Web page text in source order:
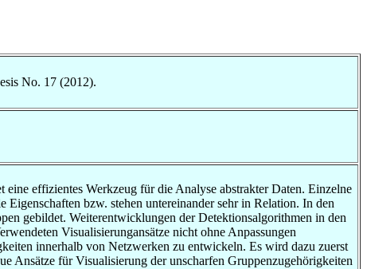
No. 17 (2012).
effizientes Werkzeug für die Analyse abstrakter Daten. Einzelne
bzw. stehen untereinander sehr in Relation. In den
gebildet. Weiterentwicklungen der Detektionsalgorithmen in den
Visualisierungansätze nicht ohne Anpassungen
innerhalb von Netzwerken zu entwickeln. Es wird dazu zuerst
Ansätze für Visualisierung der unscharfen Gruppenzugehörigkeiten